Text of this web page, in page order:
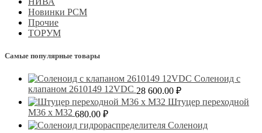
Новинки РСМ
Прочие
ТОРУМ
Самые популярные товары
Соленоид с
клапаном 2610149 12VDC 28 600.00 ₽
Штуцер переходной
М36 х М32 680.00 ₽
Соленоид